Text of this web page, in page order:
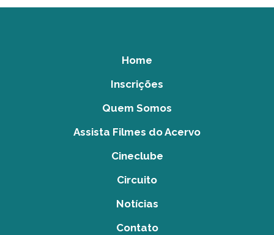
Home
Inscrições
Quem Somos
Assista Filmes do Acervo
Cineclube
Circuito
Notícias
Contato